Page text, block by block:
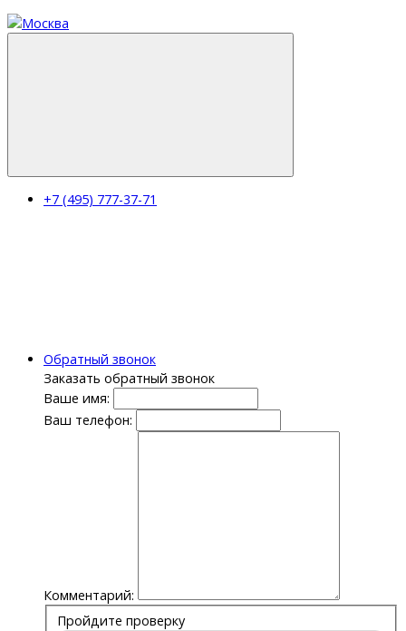
+7 (495) 777-37-71
Обратный звонок
Заказать обратный звонок
Ваше имя:
Ваш телефон:
Комментарий:
Пройдите проверку